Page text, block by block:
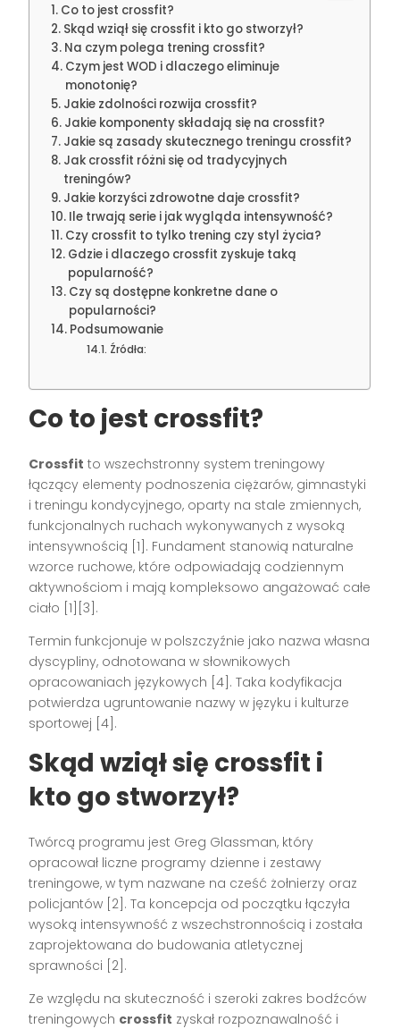
Co to jest crossfit?
Skąd wziął się crossfit i kto go stworzył?
Na czym polega trening crossfit?
Czym jest WOD i dlaczego eliminuje
monotonię?
Jakie zdolności rozwija crossfit?
Jakie komponenty składają się na crossfit?
Jakie są zasady skutecznego treningu crossfit?
Jak crossfit różni się od tradycyjnych
treningów?
Jakie korzyści zdrowotne daje crossfit?
Ile trwają serie i jak wygląda intensywność?
Czy crossfit to tylko trening czy styl życia?
Gdzie i dlaczego crossfit zyskuje taką
popularność?
Czy są dostępne konkretne dane o
popularności?
Podsumowanie
Źródła:
Co to jest crossfit?
Crossfit to wszechstronny system treningowy
łączący elementy podnoszenia ciężarów, gimnastyki
i treningu kondycyjnego, oparty na stale zmiennych,
funkcjonalnych ruchach wykonywanych z wysoką
intensywnością [1]. Fundament stanowią naturalne
wzorce ruchowe, które odpowiadają codziennym
aktywnościom i mają kompleksowo angażować całe
ciało [1][3].
Termin funkcjonuje w polszczyźnie jako nazwa własna
dyscypliny, odnotowana w słownikowych
opracowaniach językowych [4]. Taka kodyfikacja
potwierdza ugruntowanie nazwy w języku i kulturze
sportowej [4].
Skąd wziął się crossfit i
kto go stworzył?
Twórcą programu jest Greg Glassman, który
opracował liczne programy dzienne i zestawy
treningowe, w tym nazwane na cześć żołnierzy oraz
policjantów [2]. Ta koncepcja od początku łączyła
wysoką intensywność z wszechstronnością i została
zaprojektowana do budowania atletycznej
sprawności [2].
Ze względu na skuteczność i szeroki zakres bodźców
treningowych crossfit zyskał rozpoznawalność i